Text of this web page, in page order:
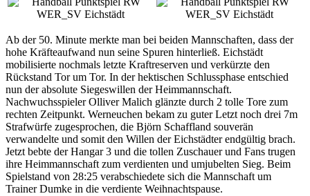
Ab der 50. Minute merkte man bei beiden Mannschaften, dass der
hohe Kräfteaufwand nun seine Spuren hinterließ. Eichstädt
mobilisierte nochmals letzte Kraftreserven und verkürzte den
Rückstand Tor um Tor. In der hektischen Schlussphase entschied
nun der absolute Siegeswillen der Heimmannschaft.
Nachwuchsspieler Olliver Malich glänzte durch 2 tolle Tore zum
rechten Zeitpunkt. Werneuchen bekam zu guter Letzt noch drei 7m
Strafwürfe zugesprochen, die Björn Schaffland souverän
verwandelte und somit den Willen der Eichstädter endgültig brach.
Jetzt bebte der Hangar 3 und die tollen Zuschauer und Fans trugen
ihre Heimmannschaft zum verdienten und umjubelten Sieg. Beim
Spielstand von 28:25 verabschiedete sich die Mannschaft um
Trainer Dumke in die verdiente Weihnachtspause.